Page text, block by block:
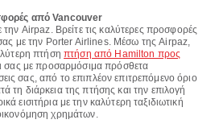
από Vancouver
την Airpaz. Βρείτε τις καλύτερες προσφορές
σας με την Porter Airlines. Μέσω της Airpaz,
πτήσηπτήση από Hamilton προς
σας με προσαρμόσιμα πρόσθετα
σας, από το επιπλέον επιτρεπόμενο όριο
τη διάρκεια της πτήσης και την επιλογή
εισιτήρια με την καλύτερη ταξιδιωτική
χρημάτων.